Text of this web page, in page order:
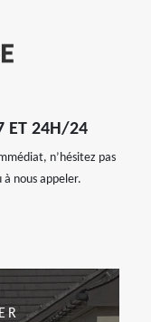
ET 24H/24
n’hésitez pas
nous appeler.